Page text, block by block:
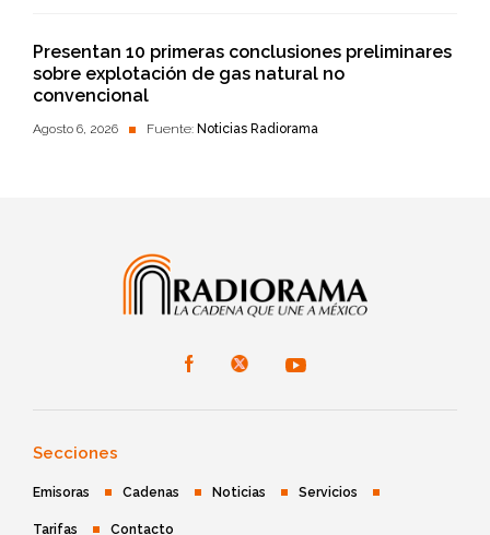
Presentan 10 primeras conclusiones preliminares
sobre explotación de gas natural no
convencional
Agosto 6, 2026 Fuente: Noticias Radiorama
Secciones
Emisoras Cadenas Noticias Servicios
Tarifas Contacto